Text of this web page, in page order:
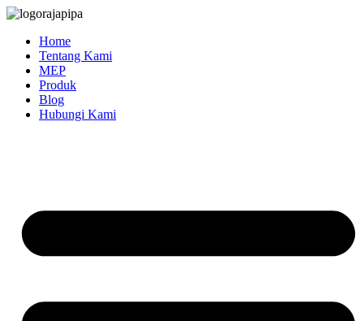
Skip
contentHome
Tentang Kami
MEP
Produk
Blog
Hubungi Kami